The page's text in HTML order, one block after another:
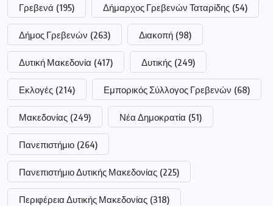
Γρεβενά (195) Δήμαρχος Γρεβενών Ταταρίδης (54)
Δήμος Γρεβενών (263) Διακοπή (98)
Δυτική Μακεδονία (417) Δυτικής (249)
Εκλογές (214) Εμπορικός Σύλλογος Γρεβενών (68)
Μακεδονίας (249) Νέα Δημοκρατία (51)
Πανεπιστήμιο (264)
Πανεπιστήμιο Δυτικής Μακεδονίας (225)
Περιφέρεια Δυτικής Μακεδονίας (318)